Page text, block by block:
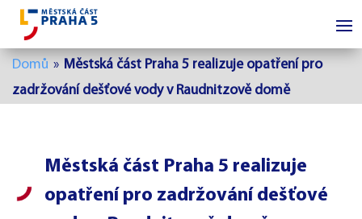
Domů » Městská část Praha 5 realizuje opatření pro
zadržování dešťové vody v Raudnitzově domě
Městská část Praha 5 realizuje
opatření pro zadržování dešťové